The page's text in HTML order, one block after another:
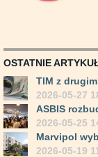
OSTATNIE
TIM z
2026-05-27
ASBIS
2026-05-25
Marvipol
2026-05-19